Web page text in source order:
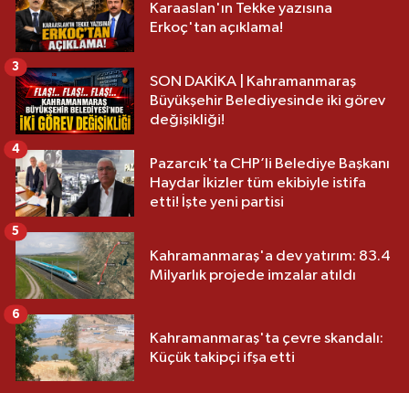
Karaaslan'ın Tekke yazısına
Erkoç'tan açıklama!
SON DAKİKA | Kahramanmaraş
Büyükşehir Belediyesinde iki görev
değişikliği!
3
Pazarcık'ta CHP’li Belediye Başkanı
Haydar İkizler tüm ekibiyle istifa
etti! İşte yeni partisi
4
Kahramanmaraş'a dev yatırım: 83.4
Milyarlık projede imzalar atıldı
5
Kahramanmaraş'ta çevre skandalı:
Küçük takipçi ifşa etti
6